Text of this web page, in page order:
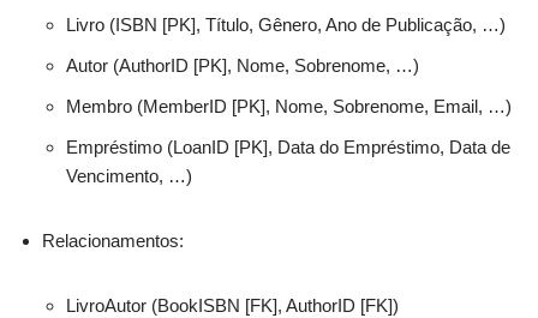
Livro (ISBN [PK], Título, Gênero, Ano de Publicação, …)
Autor (AuthorID [PK], Nome, Sobrenome, …)
Membro (MemberID [PK], Nome, Sobrenome, Email, …)
Empréstimo (LoanID [PK], Data do Empréstimo, Data de
Vencimento, …)
Relacionamentos:
LivroAutor (BookISBN [FK], AuthorID [FK])